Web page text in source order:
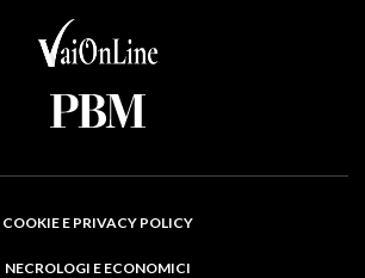
COOKIE E PRIVACY POLICY
NECROLOGI E ECONOMICI